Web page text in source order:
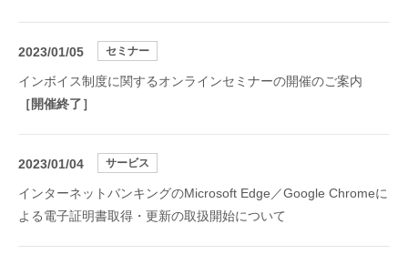
2023/01/05 セミナー
インボイス制度に関するオンラインセミナーの開催のご案内
［開催終了］
2023/01/04 サービス
インターネットバンキングのMicrosoft Edge／Google Chromeに
よる電子証明書取得・更新の取扱開始について